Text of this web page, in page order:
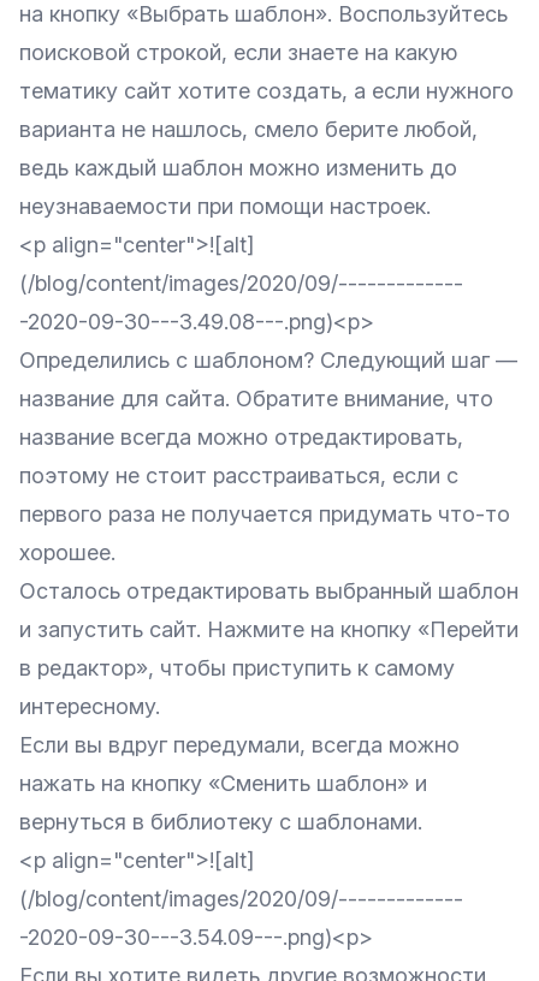
на кнопку «Выбрать шаблон». Воспользуйтесь
поисковой строкой, если знаете на какую
тематику сайт хотите создать, а если нужного
варианта не нашлось, смело берите любой,
ведь каждый шаблон можно изменить до
неузнаваемости при помощи настроек.
<p align="center">![alt]
(/blog/content/images/2020/09/-------------
-2020-09-30---3.49.08---.png)<p>
Определились с шаблоном? Следующий шаг —
название для сайта. Обратите внимание, что
название всегда можно отредактировать,
поэтому не стоит расстраиваться, если с
первого раза не получается придумать что-то
хорошее.
Осталось отредактировать выбранный шаблон
и запустить сайт. Нажмите на кнопку «Перейти
в редактор», чтобы приступить к самому
интересному.
Если вы вдруг передумали, всегда можно
нажать на кнопку «Сменить шаблон» и
вернуться в библиотеку с шаблонами.
<p align="center">![alt]
(/blog/content/images/2020/09/-------------
-2020-09-30---3.54.09---.png)<p>
Если вы хотите видеть другие возможности